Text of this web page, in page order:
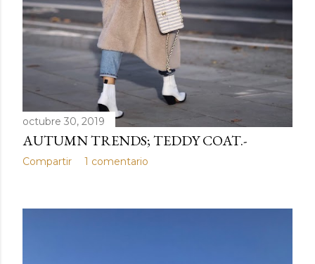
octubre 30, 2019
AUTUMN TRENDS; TEDDY COAT.-
Compartir 1 comentario